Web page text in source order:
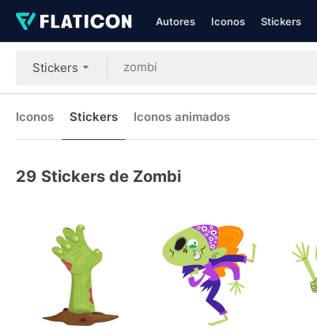
Autores Iconos Stickers
Stickers
Iconos Stickers Iconos animados
29 Stickers de Zombi